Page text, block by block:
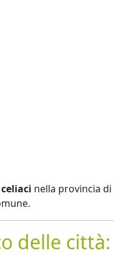
nella provincia di
delle città: